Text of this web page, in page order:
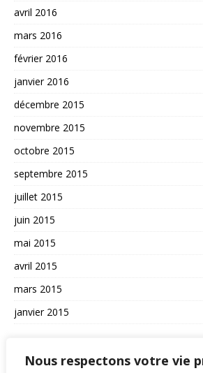
Nous respectons votre vie
avril 2016
mars 2016
février 2016
janvier 2016
décembre 2015
novembre 2015
octobre 2015
septembre 2015
juillet 2015
juin 2015
mai 2015
avril 2015
mars 2015
janvier 2015